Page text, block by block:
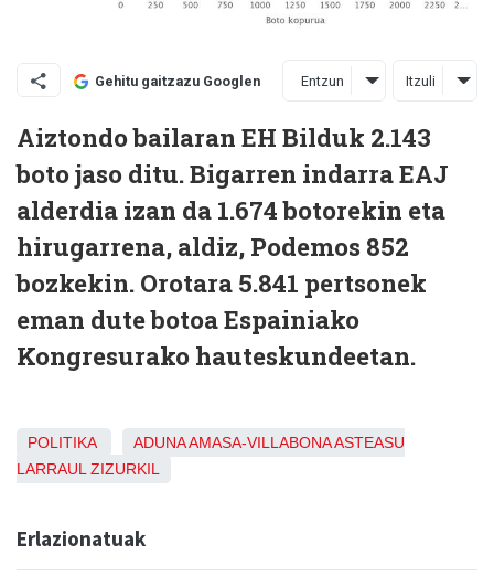
Gehitu gaitzazu Googlen Entzun Itzuli
Aiztondo bailaran EH Bilduk 2.143
boto jaso ditu. Bigarren indarra EAJ
alderdia izan da 1.674 botorekin eta
hirugarrena, aldiz, Podemos 852
bozkekin. Orotara 5.841 pertsonek
eman dute botoa Espainiako
Kongresurako hauteskundeetan.
POLITIKA ADUNAAMASA-VILLABONAASTEASU
LARRAUL ZIZURKIL
Erlazionatuak